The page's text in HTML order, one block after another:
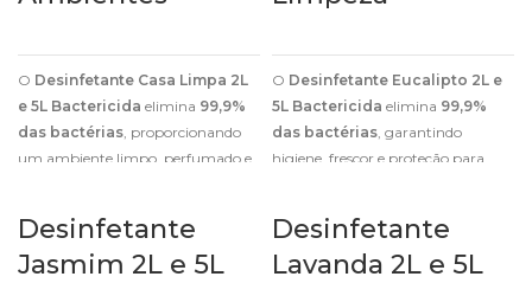
O Desinfetante Casa Limpa 2L
e 5L Bactericida elimina 99,9%
das bactérias, proporcionando
um ambiente limpo, perfumado e
O Desinfetante Eucalipto 2L e
5L Bactericida elimina 99,9%
das bactérias, garantindo
higiene, frescor e proteção para
Desinfetante
Jasmim 2L e 5L
Desinfetante
Lavanda 2L e 5L